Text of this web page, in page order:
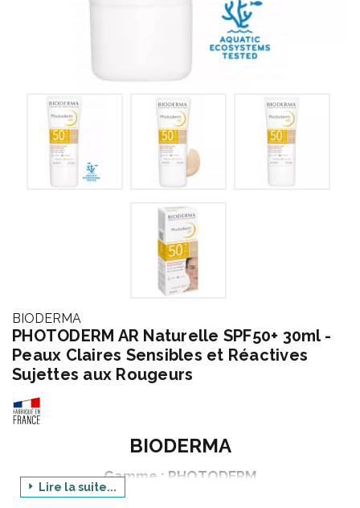
BIODERMA
PHOTODERM AR Naturelle SPF50+ 30ml -
Peaux Claires Sensibles et Réactives
Sujettes aux Rougeurs
BIODERMA
Gamme : PHOTODERM
Produit : AR NATURELLE SPF50+
Lire la suite...